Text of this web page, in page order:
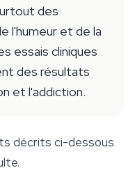
des
l'humeur et de la
essais cliniques
des résultats
et l'addiction.
décrits ci-dessous